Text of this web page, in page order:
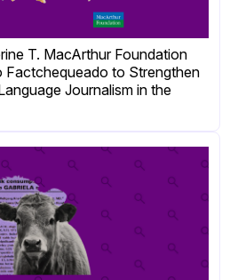
T. MacArthur Foundation
Factchequeado to Strengthen
Journalism in the